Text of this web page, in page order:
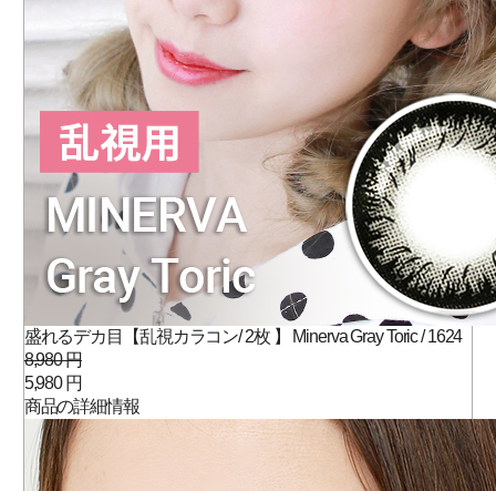
盛れるデカ目【乱視カラコン/ 2枚 】 Minerva Gray Toric / 1624
8,980 円
5,980 円
商品の詳細情報